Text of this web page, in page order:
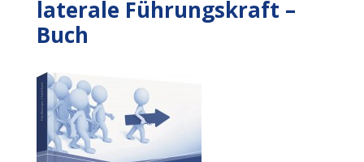
laterale Führungskraft –
Buch